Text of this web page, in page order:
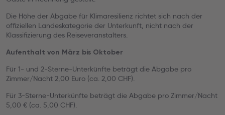
Die Höhe der Abgabe für Klimaresilienz richtet sich nach der
offiziellen Landeskategorie der Unterkunft, nicht nach der
Klassifizierung des Reiseveranstalters.
Aufenthalt von März bis Oktober
Für 1- und 2-Sterne-Unterkünfte beträgt die Abgabe pro
Zimmer/Nacht 2,00 Euro (ca. 2,00 CHF).
Für 3-Sterne-Unterkünfte beträgt die Abgabe pro Zimmer/Nacht
5,00 € (ca. 5,00 CHF).